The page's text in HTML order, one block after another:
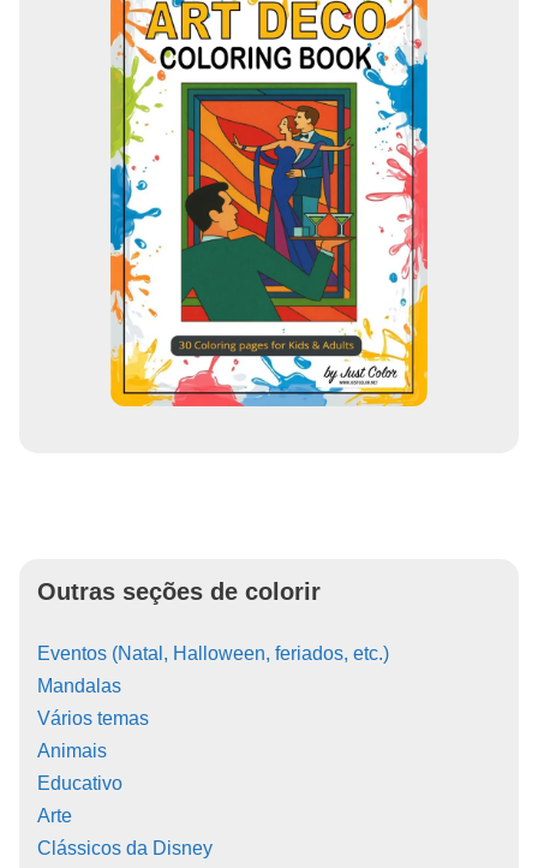
Outras seções de colorir
Eventos (Natal, Halloween, feriados, etc.)
Mandalas
Vários temas
Animais
Educativo
Arte
Clássicos da Disney